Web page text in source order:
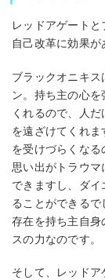
レッドアゲート
自己改革に効果が
ブラックオニキ
ン。持ち主の心
くれるので、人
を遠ざけてくれ
を受けづらくな
思い出がトラウ
できますし、ダ
ることができる
存在を持ち主自身
スの力なのです。
そして、レッド